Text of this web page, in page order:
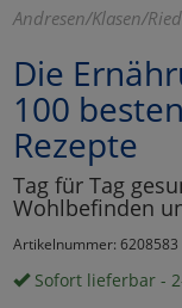
Andresen/Klasen/
Die
100
Rezepte
Tag für Tag
Wohlbefinden
Artikelnummer: 6208583
Sofort lieferbar -
Umfragetools